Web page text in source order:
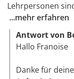
Lehrpersonen
...mehr erfahren
Antwort von
Hallo Franoise
Danke für